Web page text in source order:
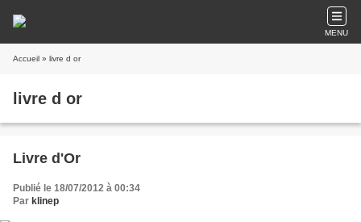
MENU
Accueil » livre d or
livre d or
Livre d'Or
Publié le 18/07/2012 à 00:34
Par klinep